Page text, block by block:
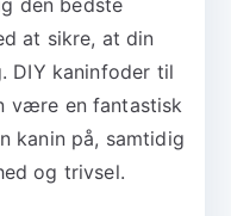
at sikre, at din
DIY kaninfoder til
være en fantastisk
kanin på, samtidig
og trivsel.